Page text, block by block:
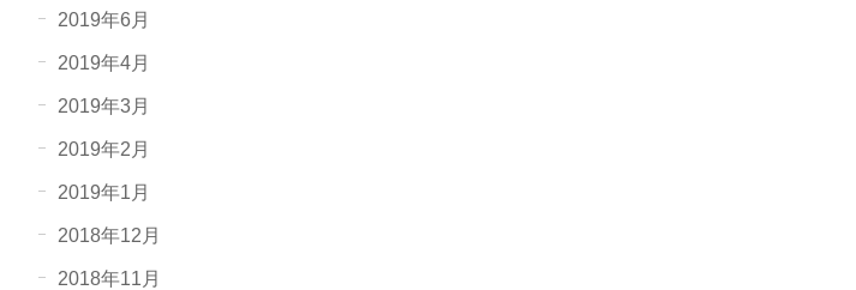
2019年6月
2019年4月
2019年3月
2019年2月
2019年1月
2018年12月
2018年11月